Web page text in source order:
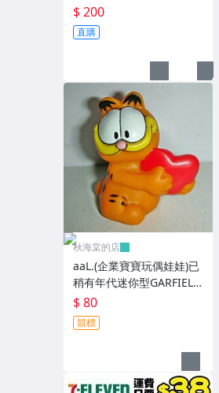
叉子6入!!--造型都不一樣值
得收藏!!/大4/-P
$ 200
直購
秋海棠的店
aaL.(企業寶寶玩偶娃娃)已
稍有年代迷你型GARFIELD
加菲貓拿紅色心型造型公
仔!--保存良好值得收藏!/6
房樂箱1
$ 80
競標